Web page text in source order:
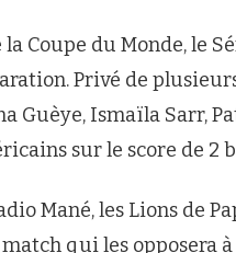
Coupe du Monde, le
Privé de
Guèye, Ismaïla Sarr,
sur le score de 2
Mané, les Lions de
qui les opposera à